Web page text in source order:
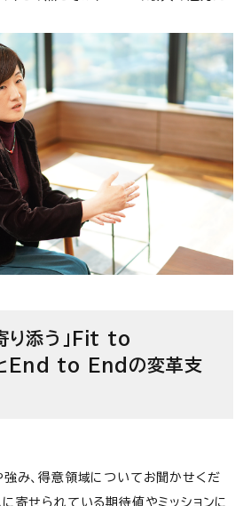
り添う」Fit to
to Endの変革支
強み、得意領域についてお聞かせくだ
に寄せられている期待値やミッションに